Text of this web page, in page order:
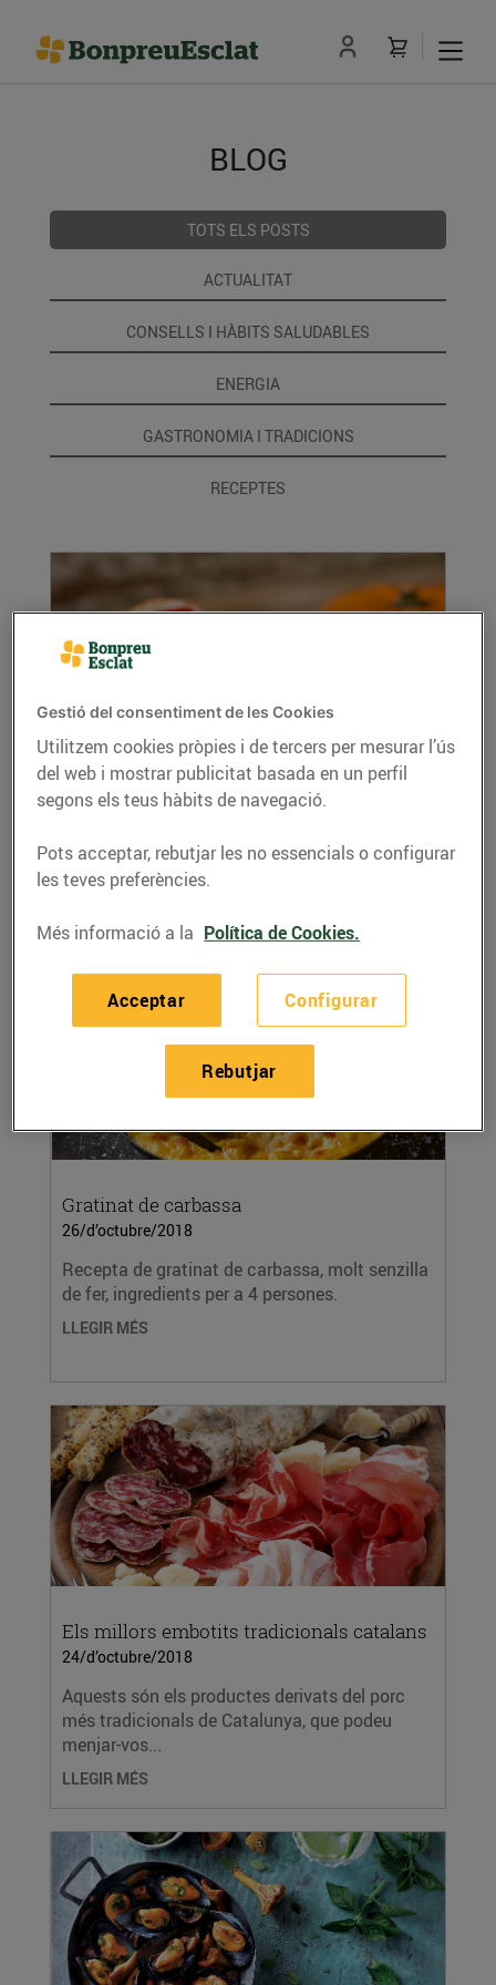
BLOG
TOTS ELS POSTS
ACTUALITAT
CONSELLS I HÀBITS SALUDABLES
ENERGIA
GASTRONOMIA I TRADICIONS
RECEPTES
Consells per preparar la castanyada
30/d’octubre/2018
La castanyada, es remunta al segle XVIII i
deriva dels àpats funeraris en els quals la
tradició...
LLEGIR MÉS
Gratinat de carbassa
26/d’octubre/2018
Recepta de gratinat de carbassa, molt senzilla
de fer, ingredients per a 4 persones.
LLEGIR MÉS
Els millors embotits tradicionals catalans
24/d’octubre/2018
Aquests són els productes derivats del porc
més tradicionals de Catalunya, que podeu
menjar-vos...
LLEGIR MÉS
Gestió del consentiment de les Cookies
Utilitzem cookies pròpies i de tercers per mesurar l’ús
del web i mostrar publicitat basada en un perfil
segons els teus hàbits de navegació.
Pots acceptar, rebutjar les no essencials o configurar
les teves preferències.
Més informació a la Política de Cookies.
Configurar
Rebutjar
Acceptar